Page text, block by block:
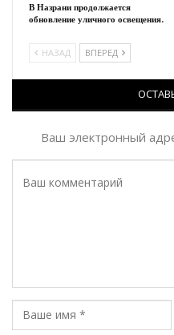
В Назрани продолжается
обновление уличного освещения.
НАЗАД ВПЕРЕД
Ваш электронный